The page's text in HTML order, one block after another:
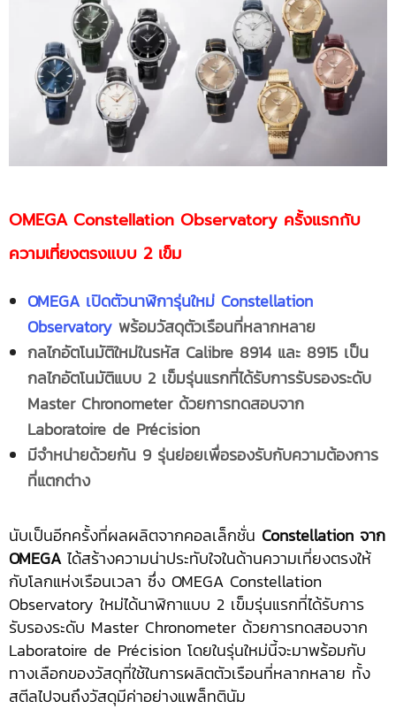
OMEGA Constellation Observatory ครั้งแรกกับ
ความเที่ยงตรงแบบ 2 เข็ม
OMEGA เปิดตัวนาฬิการุ่นใหม่ Constellation
Observatory พร้อมวัสดุตัวเรือนที่หลากหลาย
กลไกอัตโนมัติใหม่ในรหัส Calibre 8914 และ 8915 เป็น
กลไกอัตโนมัติแบบ 2 เข็มรุ่นแรกที่ได้รับการรับรองระดับ
Master Chronometer ด้วยการทดสอบจาก
Laboratoire de Précision
มีจำหน่ายด้วยกัน 9 รุ่นย่อยเพื่อรองรับกับความต้องการ
ที่แตกต่าง
นับเป็นอีกครั้งที่ผลผลิตจากคอลเล็กชั่น Constellation จาก
OMEGAได้สร้างความน่าประทับใจในด้านความเที่ยงตรงให้
กับโลกแห่งเรือนเวลา ซึ่ง OMEGA Constellation
Observatory ใหม่ได้นาฬิกาแบบ 2 เข็มรุ่นแรกที่ได้รับการ
รับรองระดับ Master Chronometer ด้วยการทดสอบจาก
Laboratoire de Précision โดยในรุ่นใหม่นี้จะมาพร้อมกับ
ทางเลือกของวัสดุที่ใช้ในการผลิตตัวเรือนที่หลากหลาย ทั้ง
สตีลไปจนถึงวัสดุมีค่าอย่างแพล็ทตินัม